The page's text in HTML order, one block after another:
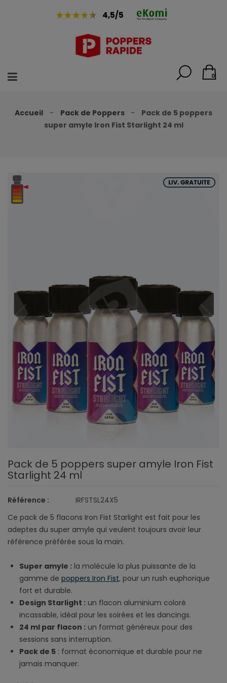
4,5/5
0
Accueil Pack de Poppers
Pack de 5 poppers
super amyle Iron Fist Starlight 24 ml
Pack de 5 poppers super amyle Iron Fist
Starlight 24 ml
Référence :
IRFSTSL24X5
Ce pack de 5 flacons Iron Fist Starlight est fait pour les
adeptes du super amyle qui veulent toujours avoir leur
référence préférée sous la main.
Super amyle :la molécule la plus puissante de la
gamme de poppers Iron Fist, pour un rush euphorique
fort et durable.
Design Starlight :un flacon aluminium coloré
incassable, idéal pour les soirées et les dancings.
24 ml par flacon :un format généreux pour des
sessions sans interruption.
Pack de 5: format économique et durable pour ne
jamais manquer.